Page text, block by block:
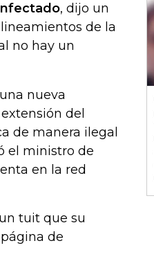
, dijo un
de la
no hay un
nueva
del
de manera ilegal
el ministro de
en la red
tuit que su
de